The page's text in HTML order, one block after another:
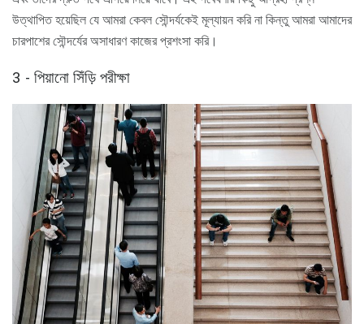
উত্থাপিত হয়েছিল যে আমরা কেবল সৌন্দর্যকেই মূল্যায়ন করি না কিন্তু আমরা আমাদের
চারপাশের সৌন্দর্যের অসাধারণ কাজের প্রশংসা করি।
3 - পিয়ানো সিঁড়ি পরীক্ষা